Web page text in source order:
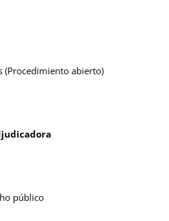
(Procedimiento abierto)
público